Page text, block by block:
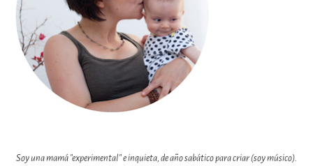
Soy una mamá "experimental" e inquieta, de año sabático para criar (soy músico).